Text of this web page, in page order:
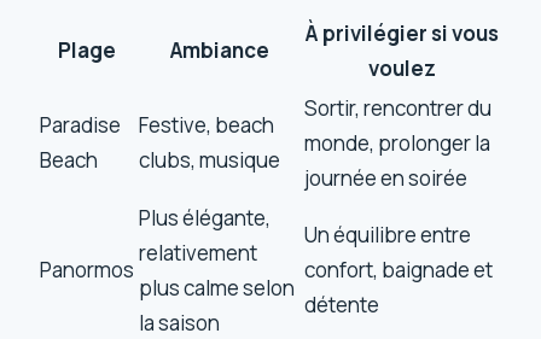
Plage Ambiance
À privilégier si vous
voulez
Paradise
Beach
Festive, beach
clubs, musique
Sortir, rencontrer du
monde, prolonger la
journée en soirée
Panormos
Plus élégante,
relativement
plus calme selon
la saison
Un équilibre entre
confort, baignade et
détente